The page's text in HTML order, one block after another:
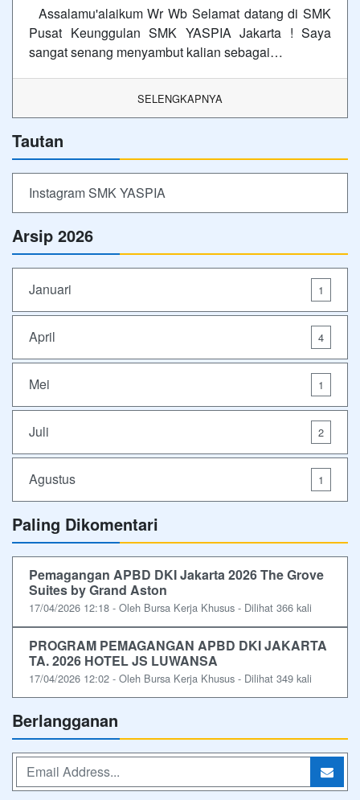
Assalamu'alaikum Wr Wb Selamat datang di SMK
Pusat Keunggulan SMK YASPIA Jakarta ! Saya
sangat senang menyambut kalian sebagai…
SELENGKAPNYA
Tautan
Instagram SMK YASPIA
Arsip 2026
Januari 1
April 4
Mei 1
Juli 2
Agustus 1
Paling Dikomentari
Pemagangan APBD DKI Jakarta 2026 The Grove
Suites by Grand Aston
17/04/2026 12:18 - Oleh Bursa Kerja Khusus - Dilihat 366 kali
PROGRAM PEMAGANGAN APBD DKI JAKARTA
TA. 2026 HOTEL JS LUWANSA
17/04/2026 12:02 - Oleh Bursa Kerja Khusus - Dilihat 349 kali
Berlangganan